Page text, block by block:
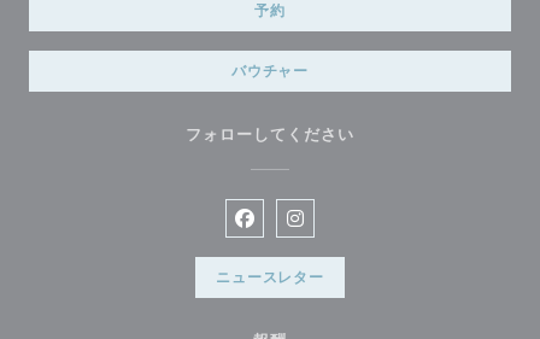
予約
バウチャー
フォローしてください
Facebook ((新しいウィンドウで
Instagram ((新しいウィンド
ニュースレター